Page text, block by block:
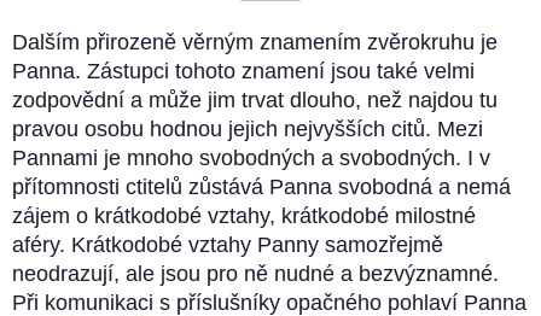
Dalším přirozeně věrným znamením zvěrokruhu je
Panna. Zástupci tohoto znamení jsou také velmi
zodpovědní a může jim trvat dlouho, než najdou tu
pravou osobu hodnou jejich nejvyšších citů. Mezi
Pannami je mnoho svobodných a svobodných. I v
přítomnosti ctitelů zůstává Panna svobodná a nemá
zájem o krátkodobé vztahy, krátkodobé milostné
aféry. Krátkodobé vztahy Panny samozřejmě
neodrazují, ale jsou pro ně nudné a bezvýznamné.
Při komunikaci s příslušníky opačného pohlaví Panna